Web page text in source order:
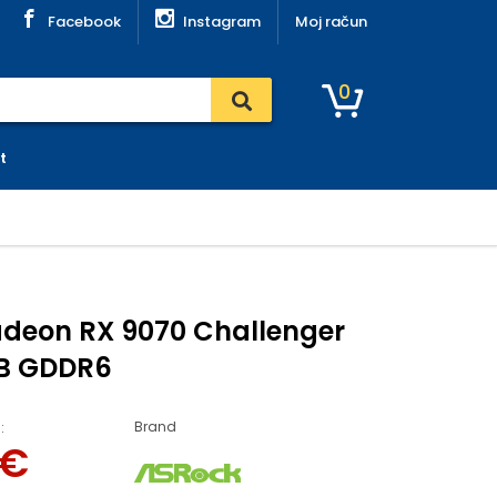
Facebook Instagram Moj račun
0
RX 9070 Challenger
GDDR6
Brand